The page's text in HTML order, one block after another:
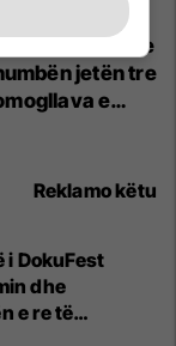
detaje
jetën tre
e
Reklamo këtu
i DokuFest
dhe
e re të